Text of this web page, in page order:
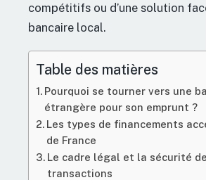
compétitifs ou d’une solution
bancaire local.
Table des matières
Pourquoi se tourner vers une
étrangère pour son emprunt ?
Les types de financements
de France
Le cadre légal et la sécurité
transactions